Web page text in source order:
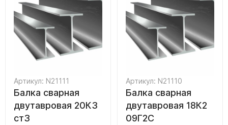
Артикул: N21111
Балка сварная
двутавровая 20К3
ст3
Артикул: N21110
Балка сварная
двутавровая 18К2
09Г2С